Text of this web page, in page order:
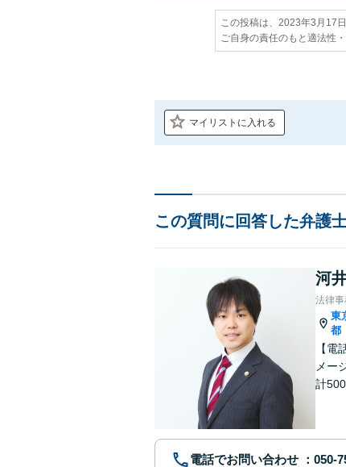
この投稿は、2023年3月17
ご自身の責任のもと適法性
マイリストに入れる
この質問に回答した弁護
河
法律
東
都
【
メー
計
電話でお問い合わせ